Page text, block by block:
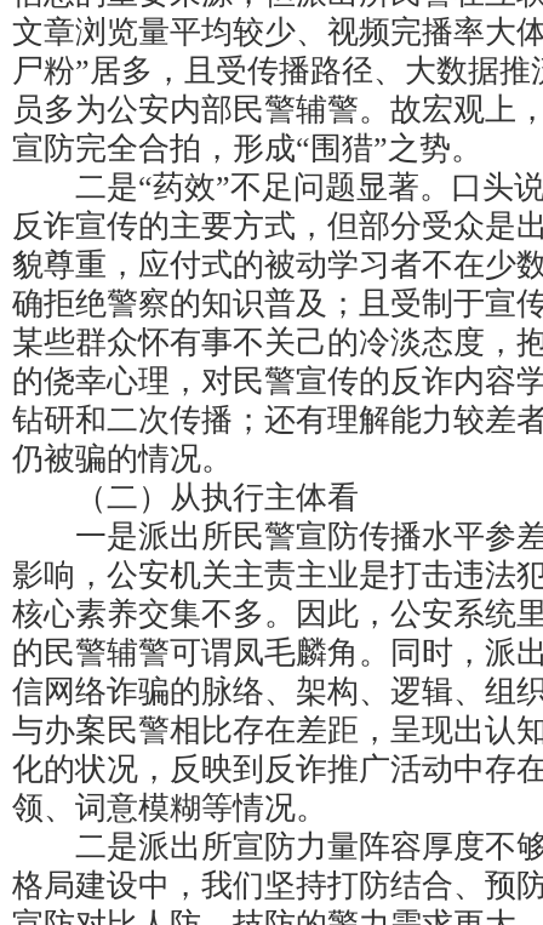
文章浏览量平均较少、视频完播率大
尸粉”居多，且受传播路径、大数据
员多为公安内部民警辅警。故宏观上
宣防完全合拍，形成“围猎”之势。
二是“药效”不足问题显著。口头
反诈宣传的主要方式，但部分受众是
貌尊重，应付式的被动学习者不在少
确拒绝警察的知识普及；且受制于宣
某些群众怀有事不关己的冷淡态度，
的侥幸心理，对民警宣传的反诈内容
钻研和二次传播；还有理解能力较差
仍被骗的情况。
（二）从执行主体看
一是派出所民警宣防传播水平参
影响，公安机关主责主业是打击违法
核心素养交集不多。因此，公安系统
的民警辅警可谓凤毛麟角。同时，派
信网络诈骗的脉络、架构、逻辑、组
与办案民警相比存在差距，呈现出认
化的状况，反映到反诈推广活动中存
领、词意模糊等情况。
二是派出所宣防力量阵容厚度不
格局建设中，我们坚持打防结合、预